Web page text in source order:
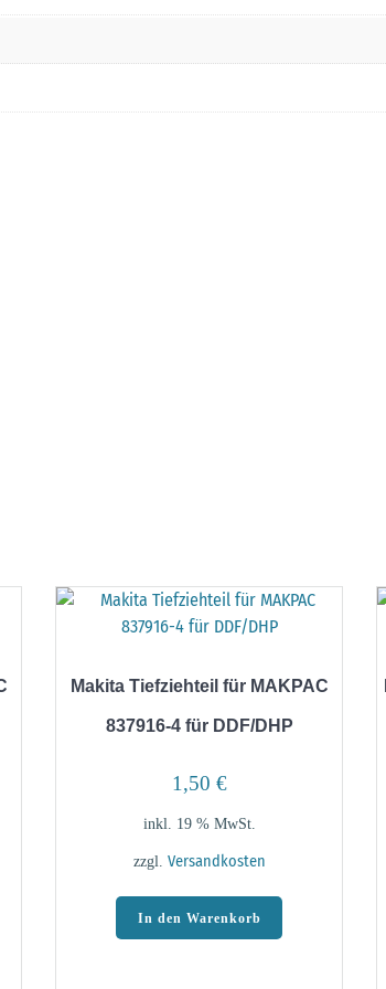
Makita Tiefziehteil für MAKPAC
837916-4 für DDF/DHP
1,50 €
inkl. 19 % MwSt.
zzgl. Versandkosten
In den Warenkorb